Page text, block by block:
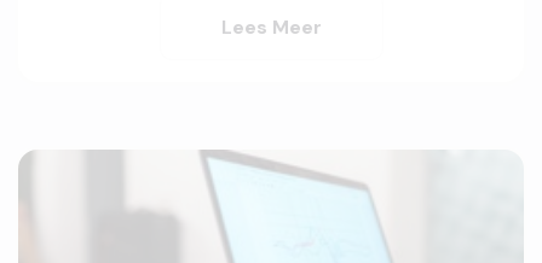
Lees Meer